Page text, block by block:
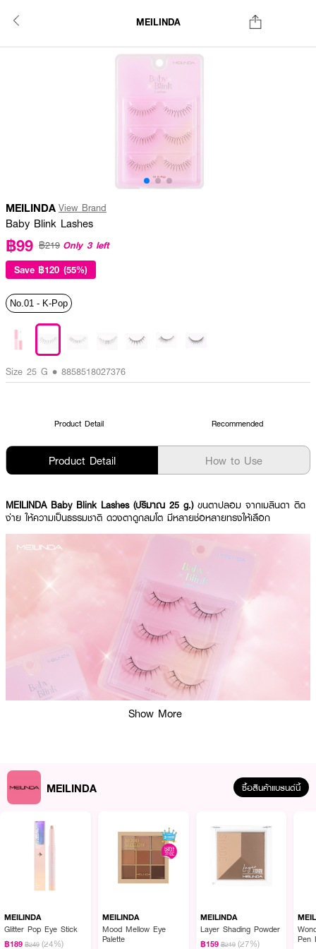
MEILINDA
MEILINDA View Brand
Baby Blink Lashes
฿99 ฿219 Only 3 left
Save ฿120 (55%)
No.01 - K-Pop
Size 25 G • 8858518027376
Product Detail Recommended
Product Detail How to Use
MEILINDA Baby Blink Lashes (ปริมาณ 25 g.)ขนตาปลอม จากเมลินดา ติด
ง่าย ให้ความเป็นธรรมชาติ ดวงตาดูกลมโต มีหลายช่อหลายทรงให้เลือก
ผลลัพธ์ที่ได้ :
ขนตาเมลินดารุ่นเบบี้ บลิ๊งค์ แลชเชส เพิ่มความบลิ๊งค์ให้ดวงตา ขนตาปลอมเรียง
เส้นสวย เบาสบาย ไม่หนักตา ความธรรมชาติ ใช้งานง่าย มือใหม่ใช้ได้ ตอบโจทย์ทุ
ตากลมโต สามารถใช้เป็น Everyday Look ได้ในทุก ๆ วัน
● เมลินดา เบบี้ บลิ๊งค์ แลชเชส
Show More
MEILINDA ซื้อสินค้าแบรนด์นี้
MEILINDA
Glitter Pop Eye Stick
฿189 ฿249 (24%)
MEILINDA
Mood Mellow Eye
Palette
MEILINDA
Layer Shading Powder
฿159 ฿219 (27%)
Pen